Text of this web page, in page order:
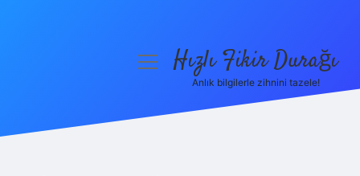
menüyüHızlı Fikir Durağı
Anlık bilgilerle zihnini tazele!